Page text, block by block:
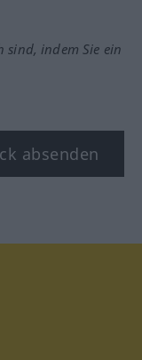
sind, indem Sie ein
absenden